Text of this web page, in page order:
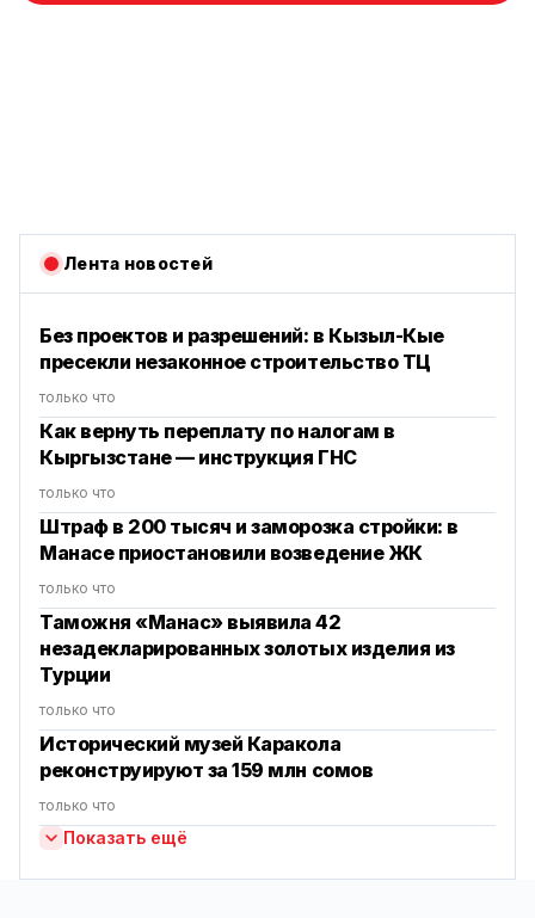
Лента новостей
Без проектов и разрешений: в Кызыл-Кые
пресекли незаконное строительство ТЦ
только что
Как вернуть переплату по налогам в
Кыргызстане — инструкция ГНС
только что
Штраф в 200 тысяч и заморозка стройки: в
Манасе приостановили возведение ЖК
только что
Таможня «Манас» выявила 42
незадекларированных золотых изделия из
Турции
только что
Исторический музей Каракола
реконструируют за 159 млн сомов
только что
Показать ещё